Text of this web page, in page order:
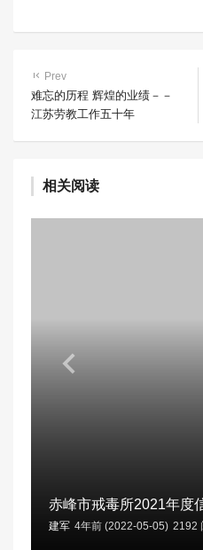
Prev
难忘的历程 辉煌的业绩－－
江苏劳教工作五十年
相关阅读
赤峰市戒毒所2021年度
建军 4年前 (2022-05-05) 2192